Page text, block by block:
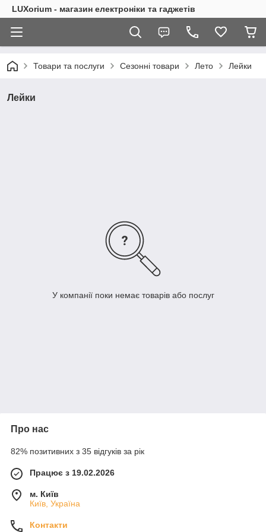
LUXorium - магазин електроніки та гаджетів
Товари та послуги Сезонні товари Лето Лейки
Лейки
У компанії поки немає товарів або послуг
Про нас
82% позитивних з 35 відгуків за рік
Працює з 19.02.2026
м. Київ
Київ, Україна
Контакти